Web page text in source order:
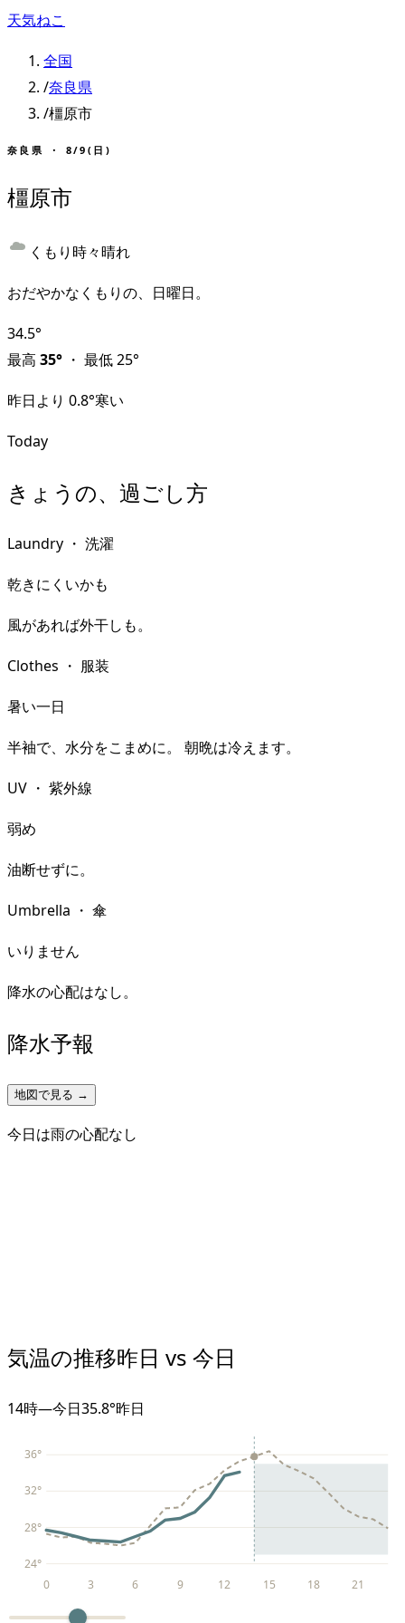
天気ねこ
全国
/奈良県
/橿原市
奈良県 ・ 8/9(日)
橿原市
くもり時々晴れ
おだやかなくもりの、日曜日。
34.5°
最高 35° ・ 最低25°
昨日より 0.8°寒い
Today
きょうの、過ごし方
Laundry ・ 洗濯
乾きにくいかも
風があれば外干しも。
Clothes ・ 服装
暑い一日
半袖で、水分をこまめに。 朝晩は冷えます。
UV ・ 紫外線
弱め
油断せずに。
Umbrella ・ 傘
いりません
降水の心配はなし。
降水予報
地図で見る →
今日は雨の心配なし
気温の推移昨日 vs 今日
14時—今日35.8°昨日
24°
28°
32°
36°
0 3 6 9 12 15 18 21